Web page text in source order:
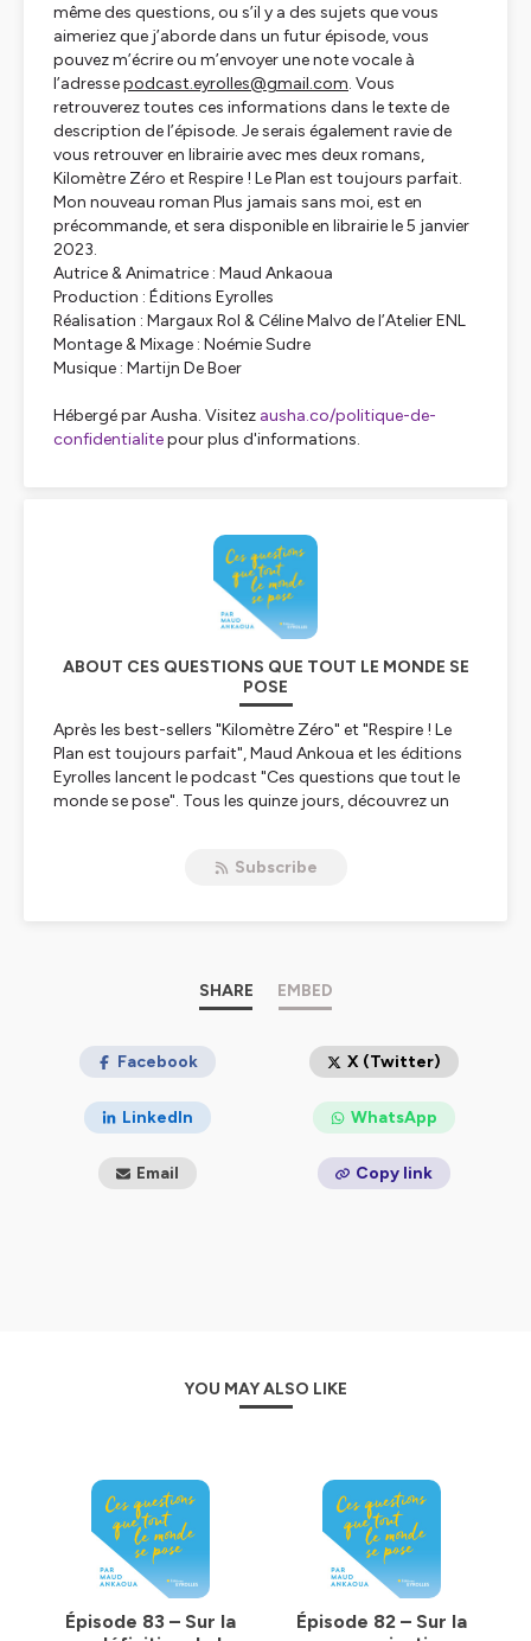
même des questions, ou s’il y a des sujets que vous
aimeriez que j’aborde dans un futur épisode, vous
pouvez m’écrire ou m’envoyer une note vocale à
l’adressepodcast.eyrolles@gmail.com. Vous
retrouverez toutes ces informations dans le texte de
description de l’épisode. Je serais également ravie de
vous retrouver en librairie avec mes deux romans,
Kilomètre Zéro et Respire ! Le Plan est toujours parfait.
Mon nouveau roman Plus jamais sans moi, est en
précommande, et sera disponible en librairie le 5 janvier
2023.
Autrice & Animatrice : Maud Ankaoua
Production : Éditions Eyrolles
Réalisation : Margaux Rol & Céline Malvo de l’Atelier ENL
Montage & Mixage : Noémie Sudre
Musique : Martijn De Boer
Hébergé par Ausha. Visitez ausha.co/politique-de-
confidentialitepour plus d'informations.
ABOUT CES QUESTIONS QUE TOUT LE MONDE SE
POSE
Après les best-sellers "Kilomètre Zéro" et "Respire ! Le
Plan est toujours parfait", Maud Ankoua et les éditions
Eyrolles lancent le podcast "Ces questions que tout le
monde se pose". Tous les quinze jours, découvrez un
Subscribe
SHARE EMBED
Facebook X (Twitter)
LinkedIn WhatsApp
Email Copy link
YOU MAY ALSO LIKE
Épisode 83 – Sur la
Épisode 82 – Sur la